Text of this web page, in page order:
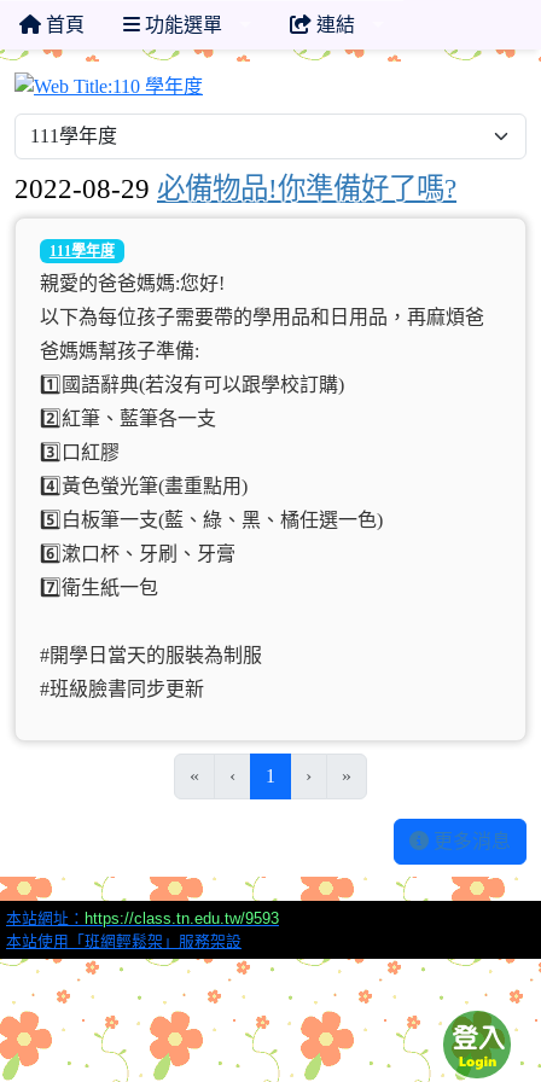
首頁 功能選單 連結
110 學年度
2022-08-29 必備物品!你準備好了嗎?
111學年度
親愛的爸爸媽媽:您好!
以下為每位孩子需要帶的學用品和日用品，再麻煩爸
爸媽媽幫孩子準備:
1️⃣國語辭典(若沒有可以跟學校訂購)
2️⃣紅筆、藍筆各一支
3️⃣口紅膠
4️⃣黃色螢光筆(畫重點用)
5️⃣白板筆一支(藍、綠、黑、橘任選一色)
6️⃣漱口杯、牙刷、牙膏
7️⃣衛生紙一包
#開學日當天的服裝為制服
#班級臉書同步更新
« ‹ 1 (目前頁次)
› »
更多消息
本站網址： https://class.tn.edu.tw/9593
本站使用「班網輕鬆架」服務架設